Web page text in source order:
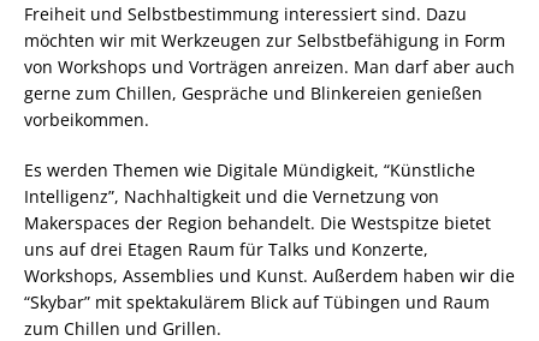
Freiheit und Selbstbestimmung interessiert sind. Dazu
möchten wir mit Werkzeugen zur Selbstbefähigung in Form
von Workshops und Vorträgen anreizen. Man darf aber auch
gerne zum Chillen, Gespräche und Blinkereien genießen
vorbeikommen.
Es werden Themen wie Digitale Mündigkeit, “Künstliche
Intelligenz”, Nachhaltigkeit und die Vernetzung von
Makerspaces der Region behandelt. Die Westspitze bietet
uns auf drei Etagen Raum für Talks und Konzerte,
Workshops, Assemblies und Kunst. Außerdem haben wir die
“Skybar” mit spektakulärem Blick auf Tübingen und Raum
zum Chillen und Grillen.